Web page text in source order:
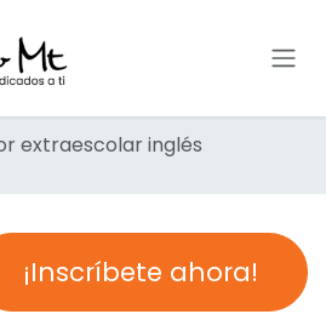
extraescolar inglés
¡Inscríbete ahora!